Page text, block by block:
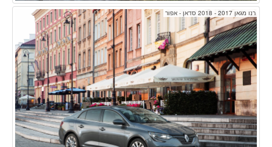
רנו מגאן 2017 - 2018 סדאן - אפור